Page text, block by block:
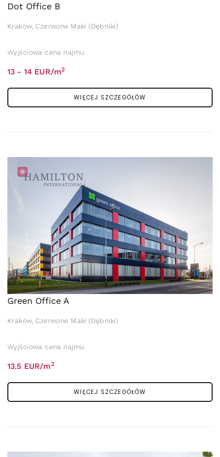
Dot Office B
Kraków, Czerwone Maki (Dębniki)
Wyjściowa cena najmu
13 - 14 EUR/m2
WIĘCEJ SZCZEGÓŁÓW
Green Office A
Kraków, Czerwone Maki (Dębniki)
Wyjściowa cena najmu
13.5 EUR/m2
WIĘCEJ SZCZEGÓŁÓW